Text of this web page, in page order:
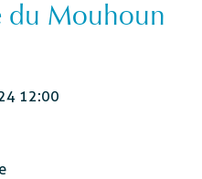
du Mouhoun
12:00